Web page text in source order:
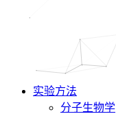
实验方法
分子生物学